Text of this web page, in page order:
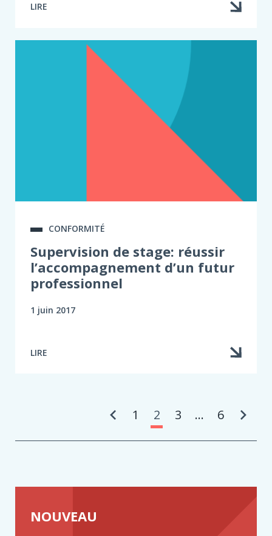
LIRE
CONFORMITÉ
Supervision de stage: réussir
l’accompagnement d’un futur
professionnel
1 juin 2017
LIRE
1 2 3 … 6
NOUVEAU